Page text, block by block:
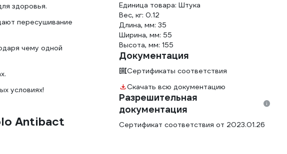
здоровья.
пересушивание
чему одной
условиях!
Antibact
Единица товара: Штука
Вес, кг: 0.12
Длина, мм: 35
Ширина, мм: 55
Высота, мм: 155
Документация
Сертификаты соответствия
Скачать всю документацию
Разрешительная
документация
Сертификат соответствия от 2023.01.26